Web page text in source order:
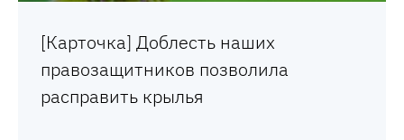
[Карточка] Доблесть наших
правозащитников позволила
расправить крылья